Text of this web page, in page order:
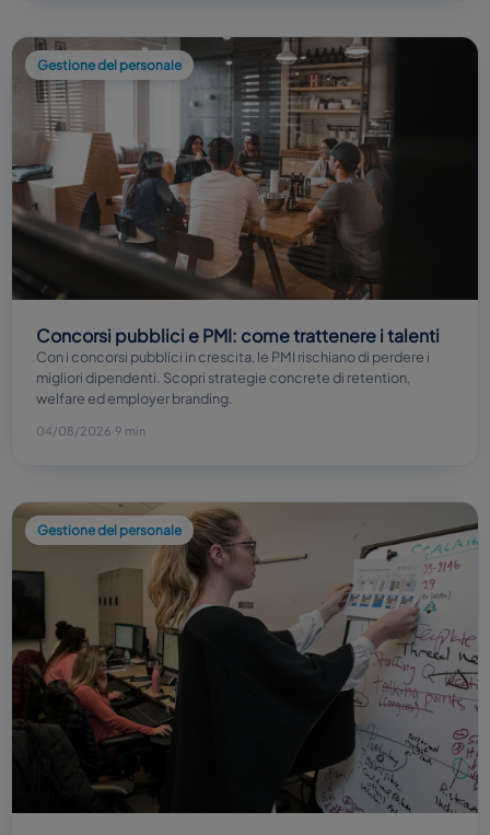
Gestione del personale
Concorsi pubblici e PMI: come trattenere i talenti
Con i concorsi pubblici in crescita, le PMI rischiano di perdere i
migliori dipendenti. Scopri strategie concrete di retention,
welfare ed employer branding.
04/08/2026·9 min
Gestione del personale